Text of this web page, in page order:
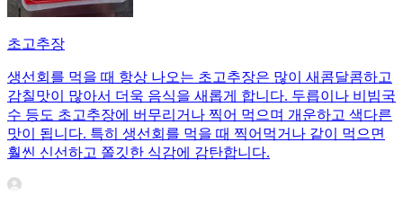
초고추장
생선회를 먹을 때 항상 나오는 초고추장은 많이 새콤달콤하고
감칠맛이 많아서 더욱 음식을 새롭게 합니다. 두릅이나 비빔국
수 등도 초고추장에 버무리거나 찍어 먹으며 개운하고 색다른
맛이 됩니다. 특히 생선회를 먹을 때 찍어먹거나 같이 먹으면
훨씬 신선하고 쫄깃한 식감에 감탄합니다.